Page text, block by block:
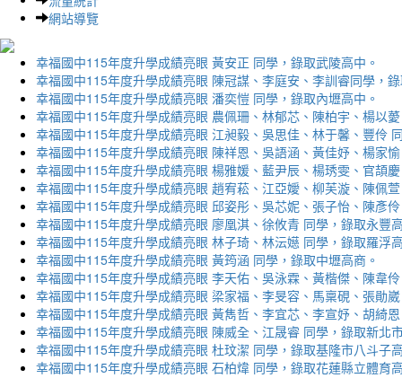
網站導覽
幸福國中115年度升學成績亮眼 黃安正 同學，錄取武陵高中。
幸福國中115年度升學成績亮眼 陳冠謀、李庭安、李訓睿同學，
幸福國中115年度升學成績亮眼 潘奕愷 同學，錄取內壢高中。
幸福國中115年度升學成績亮眼 農佩珊、林郁芯、陳柏宇、楊以
幸福國中115年度升學成績亮眼 江昶毅、吳思佳、林于馨、豐伶
幸福國中115年度升學成績亮眼 陳祥恩、吳語涵、黃佳妤、楊家
幸福國中115年度升學成績亮眼 楊雅媛、藍尹辰、楊琇雯、官頡
幸福國中115年度升學成績亮眼 趙宥菘、江亞嬡、柳芙漩、陳佩
幸福國中115年度升學成績亮眼 邱姿彤、吳芯妮、張子怡、陳彥
幸福國中115年度升學成績亮眼 廖凰淇、徐攸青 同學，錄取永豐
幸福國中115年度升學成績亮眼 林子琦、林沄嬨 同學，錄取羅浮
幸福國中115年度升學成績亮眼 黃筠涵 同學，錄取中壢高商。
幸福國中115年度升學成績亮眼 李天佑、吳泳霖、黃楷傑、陳韋
幸福國中115年度升學成績亮眼 梁家福、李旻容、馬稟硯、張勛
幸福國中115年度升學成績亮眼 黃雋哲、李宜芯、李宣妤、胡綺
幸福國中115年度升學成績亮眼 陳威全、江晟睿 同學，錄取新北
幸福國中115年度升學成績亮眼 杜玟潔 同學，錄取基隆市八斗子
幸福國中115年度升學成績亮眼 石柏煒 同學，錄取花蓮縣立體育